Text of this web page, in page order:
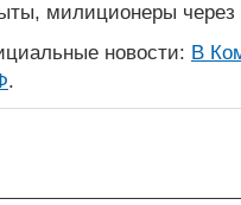
милиционеры
новости: В
.